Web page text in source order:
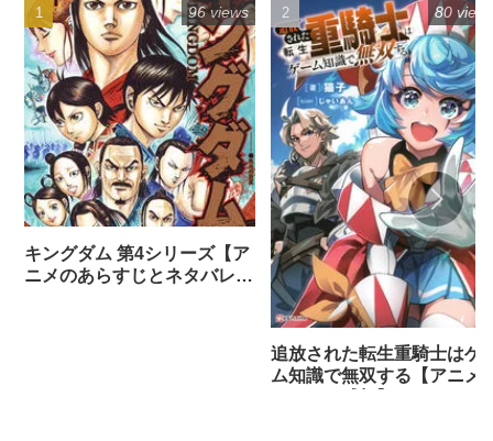
キングダム 第4シリーズ【ア
ニメのあらすじとネタバレ感
96 views
追放された転生重騎士はゲ
ム知識で無双する【アニメ
80